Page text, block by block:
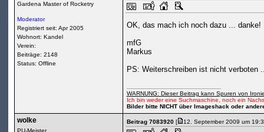
Gardena Master of Rocketry
Moderator
Registriert seit: Apr 2005
Wohnort: Kandel
Verein:
Beiträge: 2148
Status: Offline
OK, das mach ich noch dazu ... danke!
mfG
Markus
PS: Weiterschreiben ist nicht verboten
WARNUNG: Dieser Beitrag kann Spuren von
Ich bin weder eine Suchmaschine, noch ein
Bilder bitte NICHT über Imageshack oder
wolke
PU-Meister
Beitrag 7083920[ 12. September 2009 um